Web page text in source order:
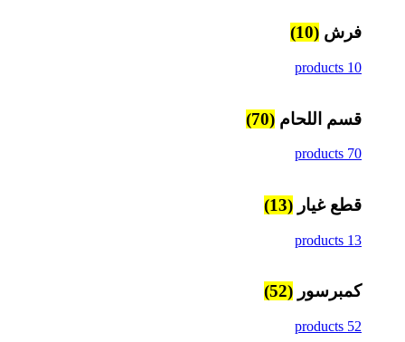
فرش (10)
10 products
قسم اللحام (70)
70 products
قطع غيار (13)
13 products
كمبرسور (52)
52 products